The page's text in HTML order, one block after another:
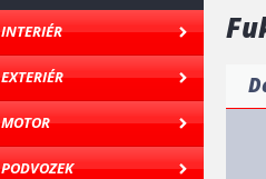
INTERIÉR
EXTERIÉR
MOTOR
PODVOZEK